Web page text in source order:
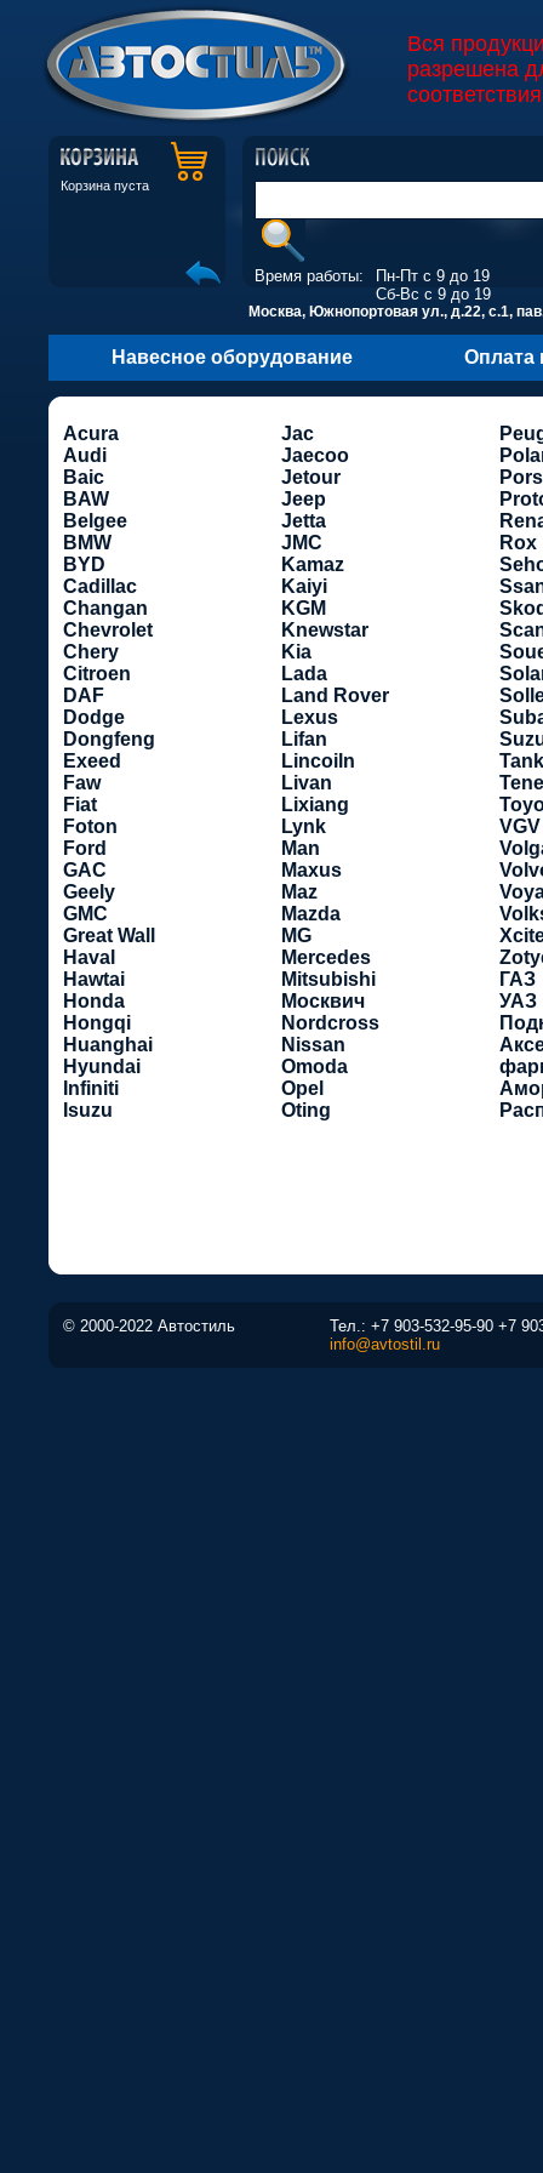
Вся
разрешена
Корзина пуста
Время работы:
Пн-Пт с 9 до 19
Сб-Вс с 9 до 19
Москва, Южнопортовая ул., д.22, с.1,
Навесное оборудование Оплата
Acura
Audi
Baic
BAW
Belgee
BMW
BYD
Cadillac
Changan
Chevrolet
Chery
Citroen
DAF
Dodge
Dongfeng
Exeed
Faw
Fiat
Foton
Ford
GAC
Geely
GMC
Great Wall
Haval
Hawtai
Honda
Hongqi
Huanghai
Hyundai
Infiniti
Isuzu
Jac
Jaecoo
Jetour
Jeep
Jetta
JMC
Kamaz
Kaiyi
KGM
Knewstar
Kia
Lada
Land Rover
Lexus
Lifan
Lincoiln
Livan
Lixiang
Lynk
Man
Maxus
Maz
Mazda
MG
Mercedes
Mitsubishi
Москвич
Nordcross
Nissan
Omoda
Opel
Oting
Rox
Tank
VGV
ГАЗ
УАЗ
© 2000-2022 Автостиль Тел.: +7 903-532-95-90 +7
info@avtostil.ru